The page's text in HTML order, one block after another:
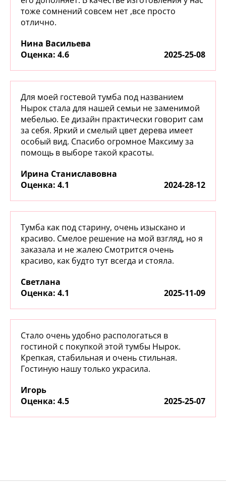
тоже сомнений совсем нет ,все просто
отлично.
Нина Васильева
: 4.6 2025-25-08
Для моей гостевой тумба под названием
Нырок стала для нашей семьи не заменимой
мебелью. Ее дизайн практически говорит сам
за себя. Яркий и смелый цвет дерева имеет
особый вид. Спасибо огромное Максиму за
помощь в выборе такой красоты.
Ирина Станиславовна
: 4.1 2024-28-12
Тумба как под старину, очень изыскано и
красиво. Смелое решение на мой взгляд, но я
заказала и не жалею Смотрится очень
красиво, как будто тут всегда и стояла.
Светлана
: 4.1 2025-11-09
Стало очень удобно распологаться в
гостиной с покупкой этой тумбы Нырок.
Крепкая, стабильная и очень стильная.
Гостиную нашу только украсила.
Игорь
: 4.5 2025-25-07